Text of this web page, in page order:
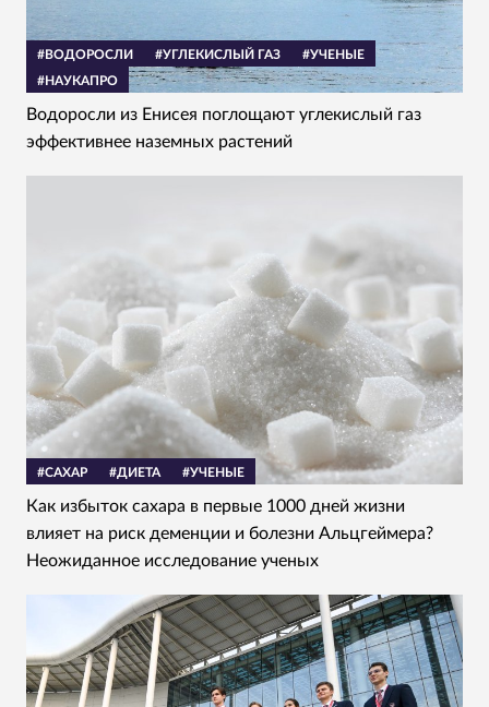
#ВОДОРОСЛИ #УГЛЕКИСЛЫЙ ГАЗ
#УЧЕНЫЕ
#НАУКАПРО
Водоросли из Енисея поглощают углекислый газ
эффективнее наземных растений
#САХАР #ДИЕТА #УЧЕНЫЕ
Как избыток сахара в первые 1000 дней жизни
влияет на риск деменции и болезни Альцгеймера?
Неожиданное исследование ученых